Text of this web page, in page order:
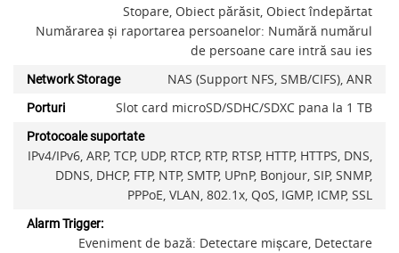
Stopare, Obiect părăsit, Obiect îndepărtat
Numărarea și raportarea persoanelor: Numără numărul
de persoane care intră sau ies
Network Storage NAS (Support NFS, SMB/CIFS), ANR
Porturi Slot card microSD/SDHC/SDXC pana la 1 TB
Protocoale suportate
IPv4/IPv6, ARP, TCP, UDP, RTCP, RTP, RTSP, HTTP, HTTPS, DNS,
DDNS, DHCP, FTP, NTP, SMTP, UPnP, Bonjour, SIP, SNMP,
PPPoE, VLAN, 802.1x, QoS, IGMP, ICMP, SSL
Alarm Trigger:
Eveniment de bază: Detectare mișcare, Detectare